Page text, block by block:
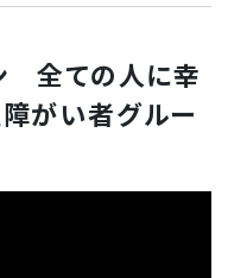
全ての人に幸
がい者グルー